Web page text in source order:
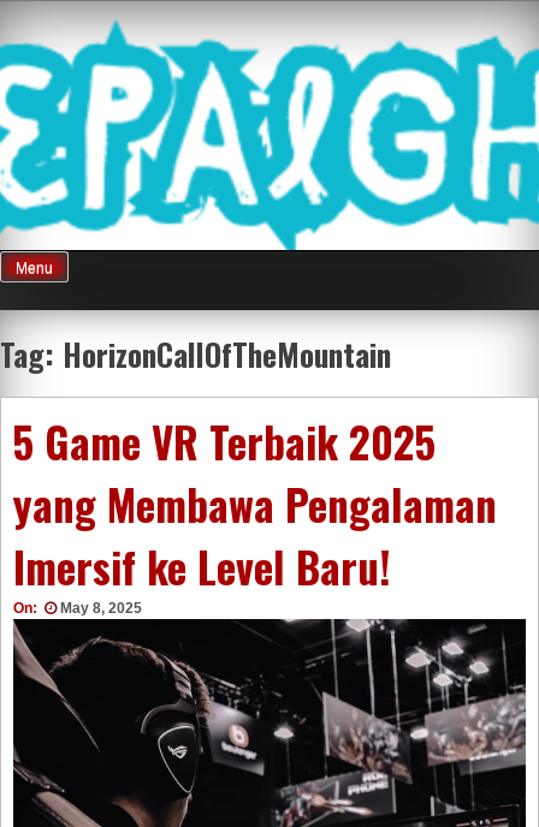
content
Mnepalghopa
Review Game
Terkini Paling
Seluruh Di
Indonesia
Menu
Tag: HorizonCallOfTheMountain
5 Game VR Terbaik 2025
yang Membawa Pengalaman
Imersif ke Level Baru!
On: May 8, 2025